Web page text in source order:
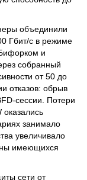
объединили
Гбит/с в режиме
и
собранный
от 50 до
отказов: обрыв
сессии. Потери
занимало
увеличивало
имеющихся
сети от